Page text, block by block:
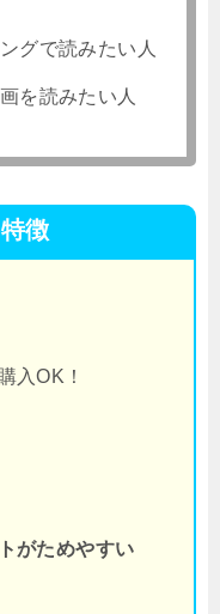
グで読みたい人
を読みたい人
徴
入OK！
がためやすい